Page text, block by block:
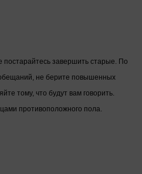
завершить старые. По
не берите повышенных
тому, что будут вам говорить.
противоположного пола.